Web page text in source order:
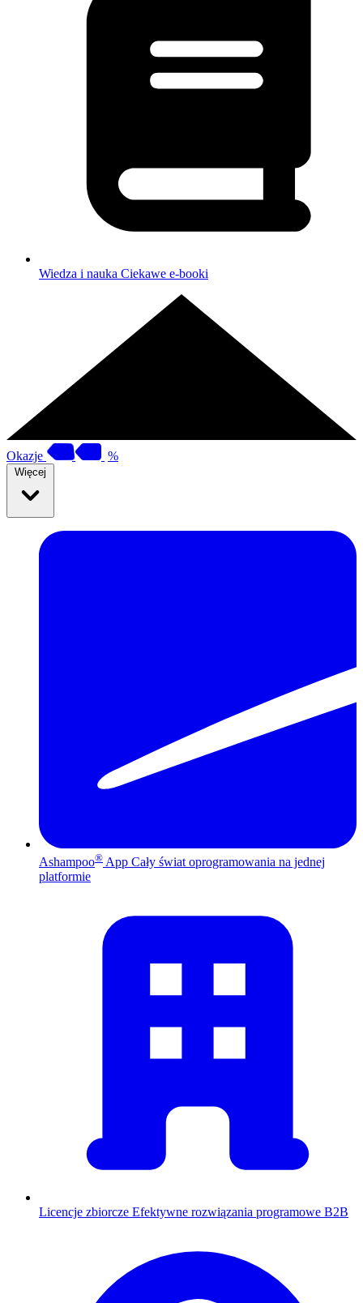
Wiedza i nauka Ciekawe e-booki
Okazje %
Więcej
Ashampoo® App Cały świat oprogramowania na jednej
platformie
Licencje zbiorcze Efektywne rozwiązania programowe B2B